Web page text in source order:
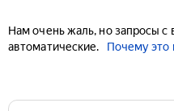
Нам очень жаль, но запросы с
автоматические.
Почему это